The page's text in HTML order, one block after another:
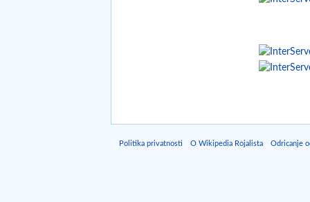
Politika privatnosti O Wikipedia Rojalista Odricanje